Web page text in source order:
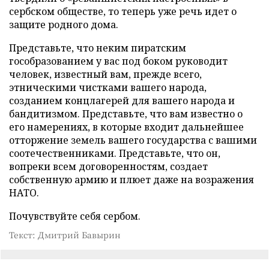
сербском обществе, то теперь уже речь идет о
защите родного дома.
Представьте, что неким пиратским
гособразованием у вас под боком руководит
человек, известный вам, прежде всего,
этническими чистками вашего народа,
созданием концлагерей для вашего народа и
бандитизмом. Представьте, что вам известно о
его намерениях, в которые входит дальнейшее
отторжение земель вашего государства с вашими
соотечественниками. Представьте, что он,
вопреки всем договоренностям, создает
собственную армию и плюет даже на возражения
НАТО.
Почувствуйте себя сербом.
Текст: Дмитрий Бавырин